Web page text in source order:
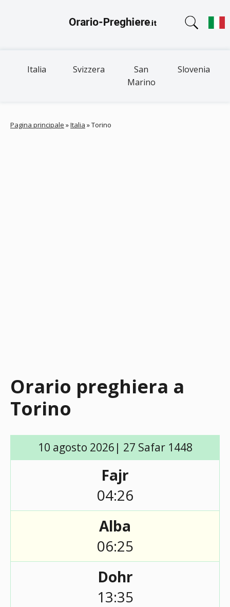
Italia Svizzera
San
Marino
Slovenia
Pagina principale »Italia »Torino
Orario preghiera a
Torino
10 agosto 2026| 27 Safar 1448
Fajr
04:26
Alba
06:25
Dohr
13:35